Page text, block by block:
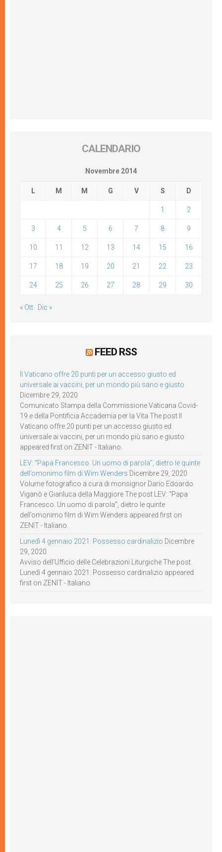
CALENDARIO
Novembre 2014
L M M G V S D
1 2
3 4 5 6 7 8 9
10 11 12 13 14 15 16
17 18 19 20 21 22 23
24 25 26 27 28 29 30
« Ott Dic »
FEED RSS
Il Vaticano offre 20 punti per un accesso giusto ed
universale ai vaccini, per un mondo più sano e giusto
Dicembre 29, 2020
Comunicato Stampa della Commissione Vaticana Covid-
19 e della Pontificia Accademia per la Vita The post Il
Vaticano offre 20 punti per un accesso giusto ed
universale ai vaccini, per un mondo più sano e giusto
appeared first on ZENIT - Italiano.
LEV: “Papa Francesco. Un uomo di parola”, dietro le quinte
dell’omonimo film di Wim Wenders Dicembre 29, 2020
Volume fotografico a cura di monsignor Dario Edoardo
Viganò e Gianluca della Maggiore The post LEV: “Papa
Francesco. Un uomo di parola”, dietro le quinte
dell’omonimo film di Wim Wenders appeared first on
ZENIT - Italiano.
Lunedì 4 gennaio 2021: Possesso cardinalizio Dicembre
29, 2020
Avviso dell’Ufficio delle Celebrazioni Liturgiche The post
Lunedì 4 gennaio 2021: Possesso cardinalizio appeared
first on ZENIT - Italiano.